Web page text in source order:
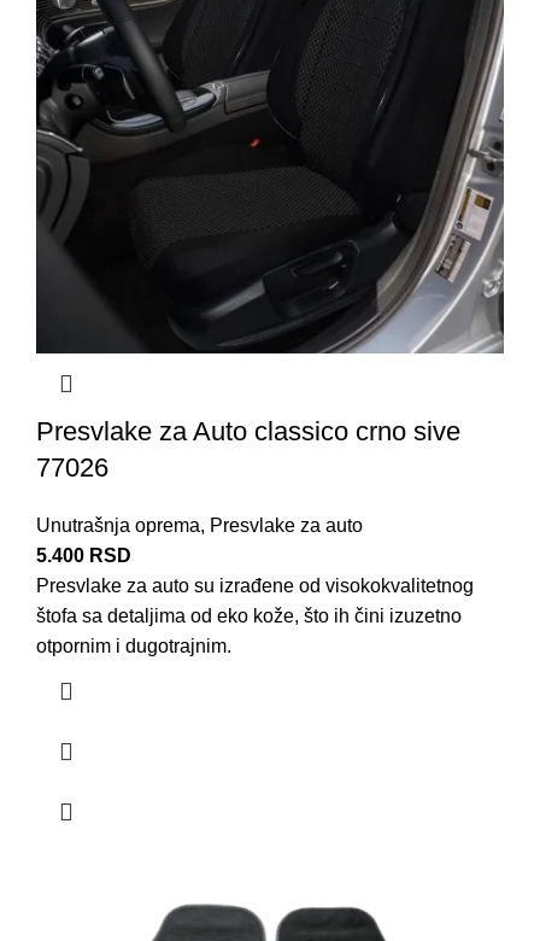
Presvlake za Auto classico crno sive
77026
Unutrašnja oprema, Presvlake za auto
5.400 RSD
Presvlake za auto su izrađene od visokokvalitetnog
štofa sa detaljima od eko kože, što ih čini izuzetno
otpornim i dugotrajnim.